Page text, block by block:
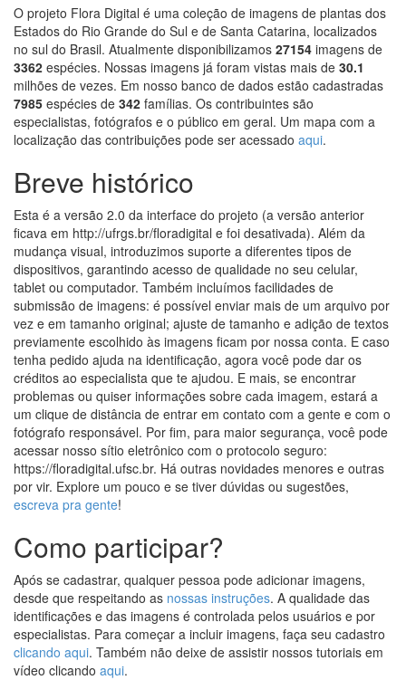
O projeto Flora Digital é uma coleção de imagens de plantas dos
Estados do Rio Grande do Sul e de Santa Catarina, localizados
no sul do Brasil. Atualmente disponibilizamos 27154 imagens de
3362 espécies. Nossas imagens já foram vistas mais de 30.1
milhões de vezes. Em nosso banco de dados estão cadastradas
7985 espécies de 342 famílias. Os contribuintes são
especialistas, fotógrafos e o público em geral. Um mapa com a
localização das contribuições pode ser acessado aqui.
Breve histórico
Esta é a versão 2.0 da interface do projeto (a versão anterior
ficava em http://ufrgs.br/floradigital e foi desativada). Além da
mudança visual, introduzimos suporte a diferentes tipos de
dispositivos, garantindo acesso de qualidade no seu celular,
tablet ou computador. Também incluímos facilidades de
submissão de imagens: é possível enviar mais de um arquivo por
vez e em tamanho original; ajuste de tamanho e adição de textos
previamente escolhido às imagens ficam por nossa conta. E caso
tenha pedido ajuda na identificação, agora você pode dar os
créditos ao especialista que te ajudou. E mais, se encontrar
problemas ou quiser informações sobre cada imagem, estará a
um clique de distância de entrar em contato com a gente e com o
fotógrafo responsável. Por fim, para maior segurança, você pode
acessar nosso sítio eletrônico com o protocolo seguro:
https://floradigital.ufsc.br. Há outras novidades menores e outras
por vir. Explore um pouco e se tiver dúvidas ou sugestões,
escreva pra gente!
Como participar?
Após se cadastrar, qualquer pessoa pode adicionar imagens,
desde que respeitando as nossas instruções. A qualidade das
identificações e das imagens é controlada pelos usuários e por
especialistas. Para começar a incluir imagens, faça seu cadastro
clicando aqui. Também não deixe de assistir nossos tutoriais em
vídeo clicando aqui.